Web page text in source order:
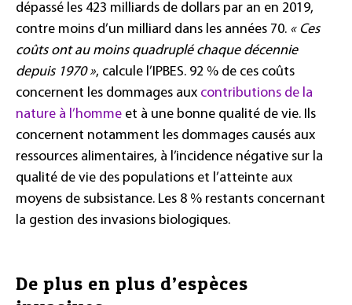
dépassé les 423 milliards de dollars par an en 2019,
contre moins d’un milliard dans les années 70. « Ces
coûts ont au moins quadruplé chaque décennie
depuis 1970 », calcule l’IPBES. 92 % de ces coûts
concernent les dommages aux contributions de la
nature à l’homme et à une bonne qualité de vie. Ils
concernent notamment les dommages causés aux
ressources alimentaires, à l’incidence négative sur la
qualité de vie des populations et l’atteinte aux
moyens de subsistance. Les 8 % restants concernant
la gestion des invasions biologiques.
De plus en plus d’espèces